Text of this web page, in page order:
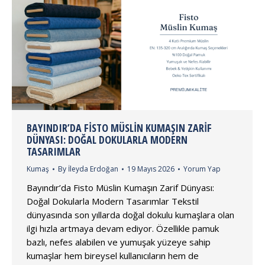
BAYINDIR’DA FISTO MÜSLIN KUMAŞIN ZARIF
DÜNYASI: DOĞAL DOKULARLA MODERN
TASARIMLAR
Kumaş By İleyda Erdoğan 19 Mayıs 2026 Yorum Yap
Bayındır’da Fisto Müslin Kumaşın Zarif Dünyası:
Doğal Dokularla Modern Tasarımlar Tekstil
dünyasında son yıllarda doğal dokulu kumaşlara olan
ilgi hızla artmaya devam ediyor. Özellikle pamuk
bazlı, nefes alabilen ve yumuşak yüzeye sahip
kumaşlar hem bireysel kullanıcıların hem de